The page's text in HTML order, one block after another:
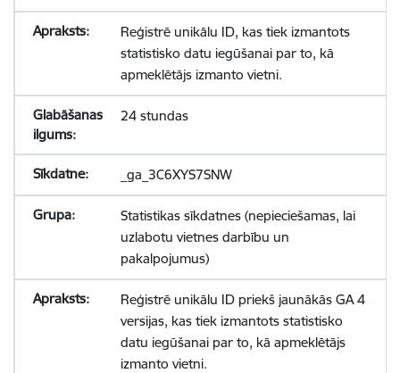
Reģistrē unikālu ID, kas tiek izmantots
statistisko datu iegūšanai par to, kā
apmeklētājs izmanto vietni.
24 stundas
_ga_3C6XYS7SNW
Statistikas sīkdatnes (nepieciešamas, lai
uzlabotu vietnes darbību un
pakalpojumus)
Reģistrē unikālu ID priekš jaunākās GA 4
versijas, kas tiek izmantots statistisko
datu iegūšanai par to, kā apmeklētājs
izmanto vietni.